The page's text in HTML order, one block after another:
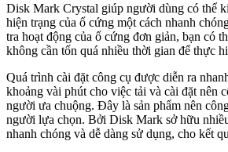
Disk Mark Crystal giúp người dùng có thể
hiện trạng của ổ cứng một cách nhanh
tra hoạt động của ổ cứng đơn giản, bạn có
không cần tốn quá nhiều thời gian để thực
Quá trình cài đặt công cụ được diễn ra
khoảng vài phút cho việc tải và cài đặt nên
người ưa chuộng. Đây là sản phẩm nên
người lựa chọn. Bởi Disk Mark sở hữu
nhanh chóng và dễ dàng sử dụng, cho kết